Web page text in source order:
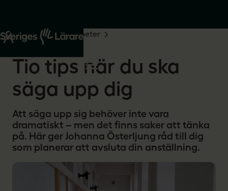
Start Om oss
Nyheter
2026-04-01
Tio tips när du ska
säga upp dig
Att säga upp sig behöver inte vara
dramatiskt – men det finns saker att tänka
på. Här ger Johanna Österljung råd till dig
som planerar att avsluta din anställning.